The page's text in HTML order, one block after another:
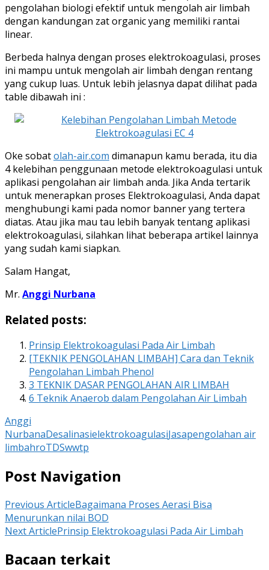
pengolahan biologi efektif untuk mengolah air limbah
dengan kandungan zat organic yang memiliki rantai
linear.
Berbeda halnya dengan proses elektrokoagulasi, proses
ini mampu untuk mengolah air limbah dengan rentang
yang cukup luas. Untuk lebih jelasnya dapat dilihat pada
table dibawah ini :
Oke sobatolah-air.com dimanapun kamu berada, itu dia
4 kelebihan penggunaan metode elektrokoagulasi untuk
aplikasi pengolahan air limbah anda. Jika Anda tertarik
untuk menerapkan proses Elektrokoagulasi, Anda dapat
menghubungi kami pada nomor banner yang tertera
diatas. Atau jika mau tau lebih banyak tentang aplikasi
elektrokoagulasi, silahkan lihat beberapa artikel lainnya
yang sudah kami siapkan.
Salam Hangat,
Mr. Anggi Nurbana
Related posts:
Prinsip Elektrokoagulasi Pada Air Limbah
[TEKNIK PENGOLAHAN LIMBAH] Cara dan Teknik
Pengolahan Limbah Phenol
3 TEKNIK DASAR PENGOLAHAN AIR LIMBAH
6 Teknik Anaerob dalam Pengolahan Air Limbah
Anggi
NurbanaDesalinasielektrokoagulasiJasapengolahan air
limbahroTDSwwtp
Post Navigation
Previous ArticleBagaimana Proses Aerasi Bisa
Menurunkan nilai BOD
Next ArticlePrinsip Elektrokoagulasi Pada Air Limbah
Bacaan terkait